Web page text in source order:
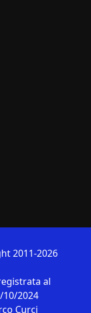
2011-2026
al
10/2024
Curci